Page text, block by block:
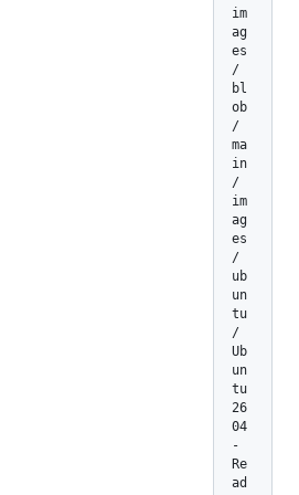
im
ag
es
/
bl
ob
/
ma
in
/
im
ag
es
/
ub
un
tu
/
Ub
un
tu
26
04
-
Re
ad